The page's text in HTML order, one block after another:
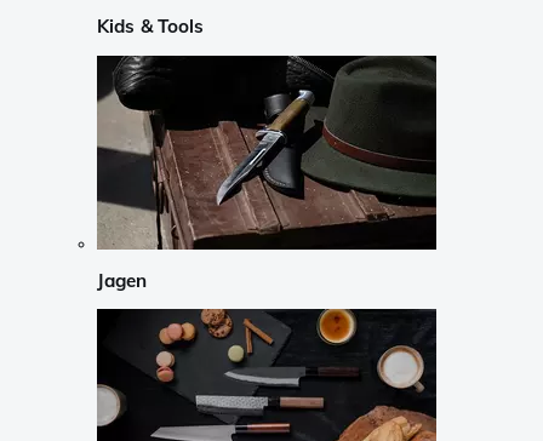
Kids & Tools
Jagen